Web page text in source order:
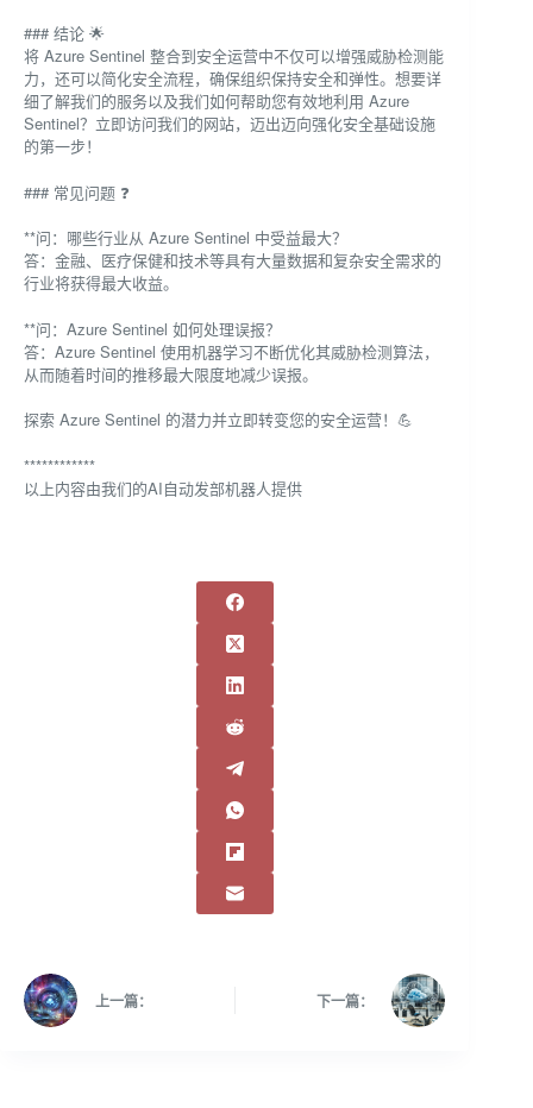
### 结论 🌟
将 Azure Sentinel 整合到安全运营中不仅可以增强威胁检测能
力，还可以简化安全流程，确保组织保持安全和弹性。想要详
细了解我们的服务以及我们如何帮助您有效地利用 Azure
Sentinel？立即访问我们的网站，迈出迈向强化安全基础设施
的第一步！
### 常见问题 ❓
**问：哪些行业从 Azure Sentinel 中受益最大？
答：金融、医疗保健和技术等具有大量数据和复杂安全需求的
行业将获得最大收益。
**问：Azure Sentinel 如何处理误报？
答：Azure Sentinel 使用机器学习不断优化其威胁检测算法，
从而随着时间的推移最大限度地减少误报。
探索 Azure Sentinel 的潜力并立即转变您的安全运营！💪
************
以上内容由我们的AI自动发部机器人提供
上一篇： 下一篇：